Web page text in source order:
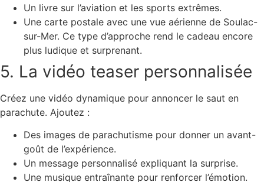
Un livre sur l’aviation et les sports extrêmes.
Une carte postale avec une vue aérienne de Soulac-
sur-Mer. Ce type d’approche rend le cadeau encore
plus ludique et surprenant.
5. La vidéo teaser personnalisée
Créez une vidéo dynamique pour annoncer le saut en
parachute. Ajoutez :
Des images de parachutisme pour donner un avant-
goût de l’expérience.
Un message personnalisé expliquant la surprise.
Une musique entraînante pour renforcer l’émotion.